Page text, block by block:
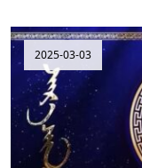
2025-03-03